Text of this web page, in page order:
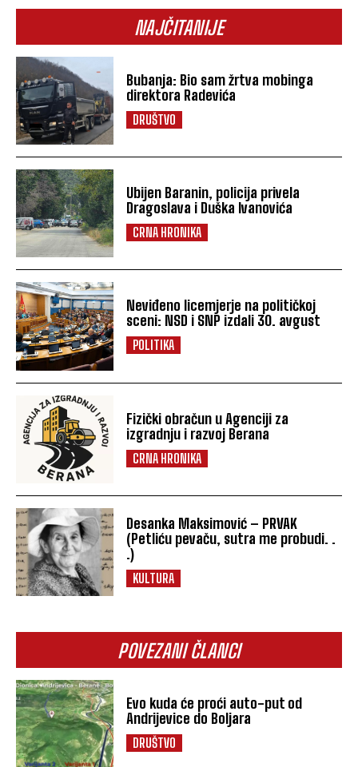
NAJČITANIJE
Bubanja: Bio sam žrtva mobinga
direktora Radevića
DRUŠTVO
Ubijen Baranin, policija privela
Dragoslava i Duška Ivanovića
CRNA HRONIKA
Neviđeno licemjerje na političkoj
sceni: NSD i SNP izdali 30. avgust
POLITIKA
Fizički obračun u Agenciji za
izgradnju i razvoj Berana
CRNA HRONIKA
Desanka Maksimović – PRVAK
(Petliću pevaču, sutra me probudi. .
.)
KULTURA
POVEZANI ČLANCI
Evo kuda će proći auto-put od
Andrijevice do Boljara
DRUŠTVO